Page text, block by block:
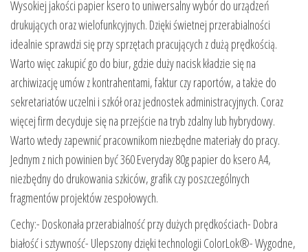
Wysokiej jakości papier ksero to uniwersalny wybór do urządzeń
drukujących oraz wielofunkcyjnych. Dzięki świetnej przerabialności
idealnie sprawdzi się przy sprzętach pracujących z dużą prędkością.
Warto więc zakupić go do biur, gdzie duży nacisk kładzie się na
archiwizację umów z kontrahentami, faktur czy raportów, a także do
sekretariatów uczelni i szkół oraz jednostek administracyjnych. Coraz
więcej firm decyduje się na przejście na tryb zdalny lub hybrydowy.
Warto wtedy zapewnić pracownikom niezbędne materiały do pracy.
Jednym z nich powinien być 360 Everyday 80g papier do ksero A4,
niezbędny do drukowania szkiców, grafik czy poszczególnych
fragmentów projektów zespołowych.
Cechy:- Doskonała przerabialność przy dużych prędkościach- Dobra
białość i sztywność- Ulepszony dzięki technologii ColorLok®- Wygodne,